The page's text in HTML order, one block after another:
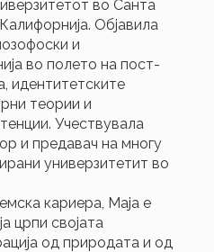
во Санта
Објавила
и
во полето на пост-
идентитетските
теории и
Учествувала
и предавач на многу
универзитетит во
кариера, Маја е
црпи својата
од природата и од